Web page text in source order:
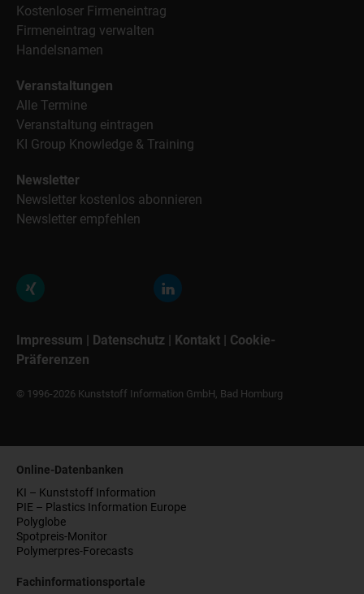
Kostenloser Firmeneintrag
Firmeneintrag verwalten
Handelsnamen
Veranstaltungen
Alle Termine
Veranstaltung eintragen
KI Group Knowledge & Training
Newsletter
Newsletter kostenlos abonnieren
Newsletter empfehlen
Impressum | Datenschutz | Kontakt | Cookie-
Präferenzen
© 1996-2026 Kunststoff Information GmbH, Bad Homburg
Online-Datenbanken
KI – Kunststoff Information
PIE – Plastics Information Europe
Polyglobe
Spotpreis-Monitor
Polymerpres-Forecasts
Fachinformationsportale